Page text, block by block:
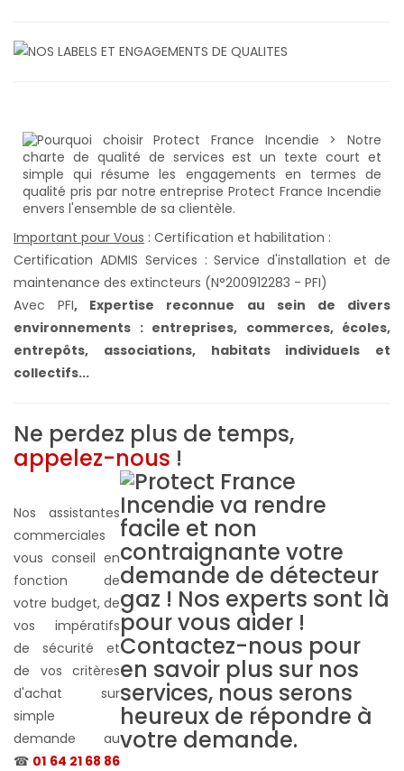
Important pour Vous : Certification et habilitation :
Certification ADMIS Services : Service d'installation et de
maintenance des extincteurs (N°200912283 - PFI)
Avec PFI, Expertise reconnue au sein de divers
environnements : entreprises, commerces, écoles,
entrepôts, associations, habitats individuels et
collectifs...
Ne perdez plus de temps,
appelez-nous !
Nos assistantes
commerciales
vous conseil en
fonction de
votre budget, de
vos impératifs
de sécurité et
de vos critères
d'achat sur
simple
demande au
☎ 01 64 21 68 86